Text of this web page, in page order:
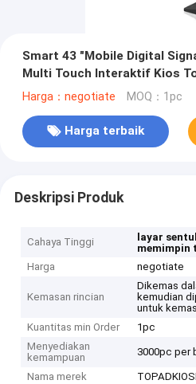
Smart 43 "Mobile Digital
Multi Touch Interaktif Kios
Harga：negotiate MOQ：1pc
Harga terbaik
Deskripsi Produk
Cahaya Tinggi layar
memimpin
Harga
negotiate
Kemasan rincian
Dikemas
kemudian
untuk
Kuantitas min Order
1pc
Menyediakan
kemampuan
3000pc per
Nama merek